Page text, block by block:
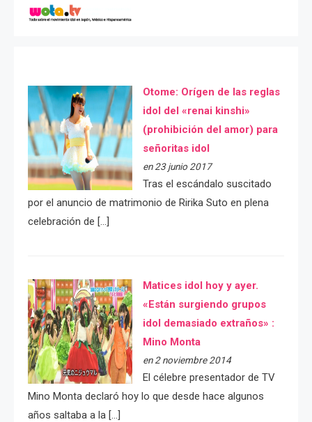
Otome: Orígen de las reglas
idol del «renai kinshi»
(prohibición del amor) para
señoritas idol
en 23 junio 2017
Tras el escándalo suscitado
por el anuncio de matrimonio de Ririka Suto en plena
celebración de […]
Matices idol hoy y ayer.
«Están surgiendo grupos
idol demasiado extraños» :
Mino Monta
en 2 noviembre 2014
El célebre presentador de TV
Mino Monta declaró hoy lo que desde hace algunos
años saltaba a la […]